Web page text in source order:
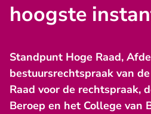
hoogste
Standpunt Hoge Raad,
bestuursrechtspraak van
Raad voor de rechtspraak,
Beroep en het College van